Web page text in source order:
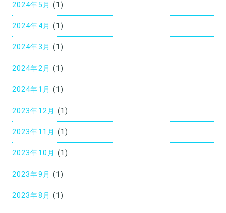
2024年5月 (1)
2024年4月 (1)
2024年3月 (1)
2024年2月 (1)
2024年1月 (1)
2023年12月 (1)
2023年11月 (1)
2023年10月 (1)
2023年9月 (1)
2023年8月 (1)